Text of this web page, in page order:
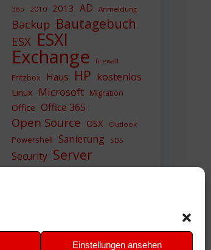
Einstellungen ansehen
365 2010 2013 AD Anmeldung
Backup Bautagebuch
ESX ESXI
Exchange firewall
Fritzbox Haus HP kostenlos
Linux Microsoft Migration
Office Office 365
Open Source OSX Outlook
Powershell Sanierung SBS
Security Server
Sicherheit SIEM
VMWare VPN WAZUH